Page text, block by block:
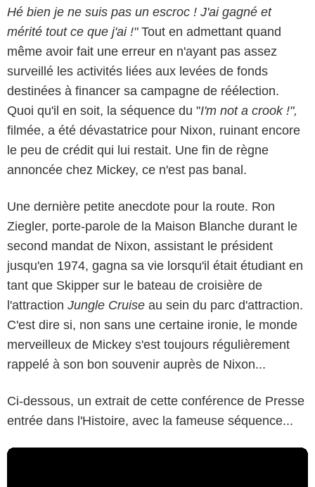
Hé bien je ne suis pas un escroc ! J'ai gagné et
mérité tout ce que j'ai !"Tout en admettant quand
même avoir fait une erreur en n'ayant pas assez
surveillé les activités liées aux levées de fonds
destinées à financer sa campagne de réélection.
Quoi qu'il en soit, la séquence du "I'm not a crook !",
filmée, a été dévastatrice pour Nixon, ruinant encore
le peu de crédit qui lui restait. Une fin de règne
annoncée chez Mickey, ce n'est pas banal.
Une dernière petite anecdote pour la route. Ron
Ziegler, porte-parole de la Maison Blanche durant le
second mandat de Nixon, assistant le président
jusqu'en 1974, gagna sa vie lorsqu'il était étudiant en
tant que Skipper sur le bateau de croisière de
l'attraction Jungle Cruise au sein du parc d'attraction.
C'est dire si, non sans une certaine ironie, le monde
merveilleux de Mickey s'est toujours régulièrement
rappelé à son bon souvenir auprès de Nixon...
Ci-dessous, un extrait de cette conférence de Presse
entrée dans l'Histoire, avec la fameuse séquence...